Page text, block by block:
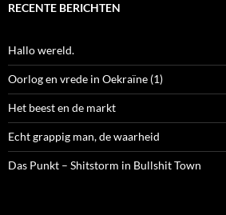
RECENTE BERICHTEN
Hallo wereld.
Oorlog en vrede in Oekraïne (1)
Het beest en de markt
Echt grappig man, de waarheid
Das Punkt – Shitstorm in Bullshit Town